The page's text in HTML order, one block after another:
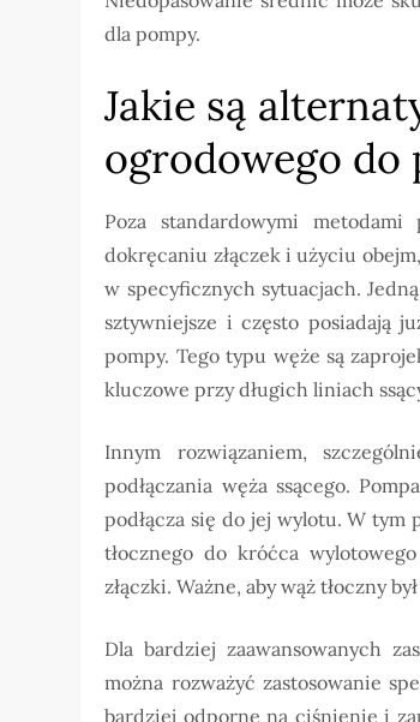
dla pompy.
Jakie są
ogrodowego do
Poza standardowymi
dokręcaniu złączek i użyciu
w specyficznych sytuacjach.
sztywniejsze i często posiadają
pompy. Tego typu węże są
kluczowe przy długich liniach
Innym rozwiązaniem,
podłączania węża ssącego.
podłącza się do jej wylotu. W
tłocznego do króćca
złączki. Ważne, aby wąż tłoczny
Dla bardziej zaawansowanych
można rozważyć zastosowanie
bardziej odporne na ciśnienie i